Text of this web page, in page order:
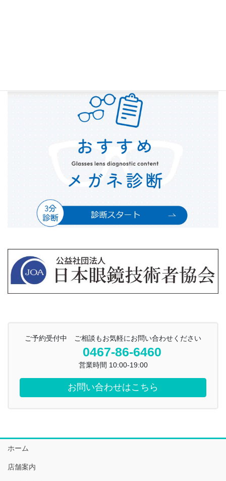
ご予約受付中 ご相談もお気軽にお問い合わせください
0467-86-6460
営業時間 10:00-19:00
お問い合わせはこちら
ホーム
店舗案内